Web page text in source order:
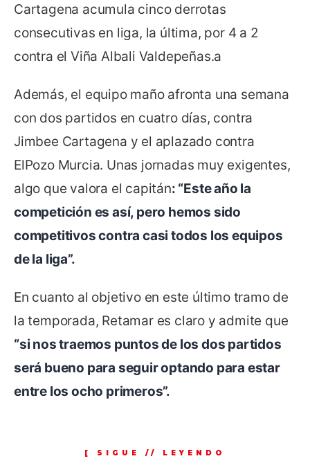
Cartagena acumula cinco derrotas
consecutivas en liga, la última, por 4 a 2
contra el Viña Albali Valdepeñas.a
Además, el equipo maño afronta una semana
con dos partidos en cuatro días, contra
Jimbee Cartagena y el aplazado contra
ElPozo Murcia. Unas jornadas muy exigentes,
algo que valora el capitán: “Este año la
competición es así, pero hemos sido
competitivos contra casi todos los equipos
de la liga”.
En cuanto al objetivo en este último tramo de
la temporada, Retamar es claro y admite que
“si nos traemos puntos de los dos partidos
será bueno para seguir optando para estar
entre los ocho primeros”.